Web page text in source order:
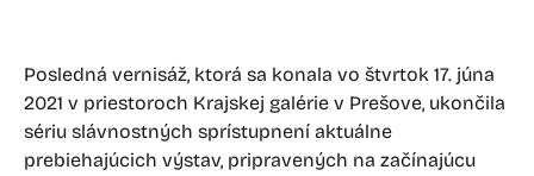
Posledná vernisáž, ktorá sa konala vo štvrtok 17. júna
2021 v priestoroch Krajskej galérie v Prešove, ukončila
sériu slávnostných sprístupnení aktuálne
prebiehajúcich výstav, pripravených na začínajúcu